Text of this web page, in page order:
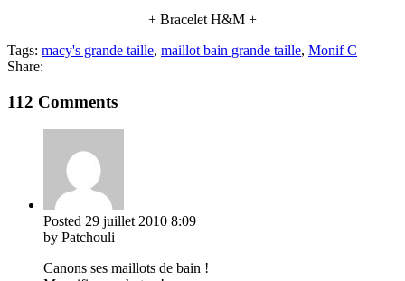
+ Bracelet H&M +
Tags: macy's grande taille, maillot bain grande taille, Monif C
Share:
112 Comments
Posted 29 juillet 2010 8:09
by Patchouli
Canons ses maillots de bain !